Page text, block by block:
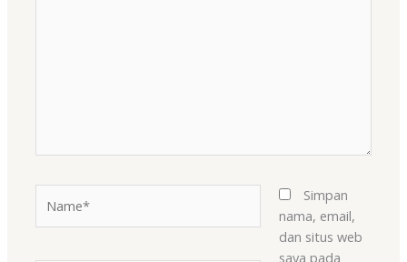
Simpan
nama, email,
dan situs web
saya pada